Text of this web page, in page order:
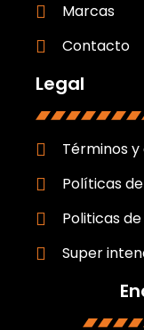
Marcas
Contacto
Legal
Términos
Políticas
Politicas
Super